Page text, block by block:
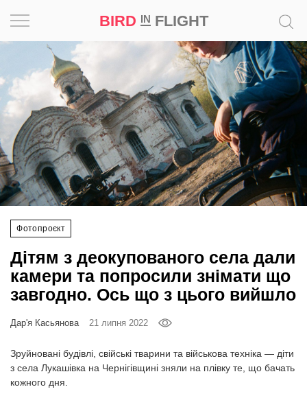
BIRD INFLIGHT
Фотопроєкт
Дітям з деокупованого села дали
камери та попросили знімати що
завгодно. Ось що з цього вийшло
Дар'я Касьянова 21 липня 2022
Зруйновані будівлі, свійські тварини та військова техніка — діти
з села Лукашівка на Чернігівщині зняли на плівку те, що бачать
кожного дня.